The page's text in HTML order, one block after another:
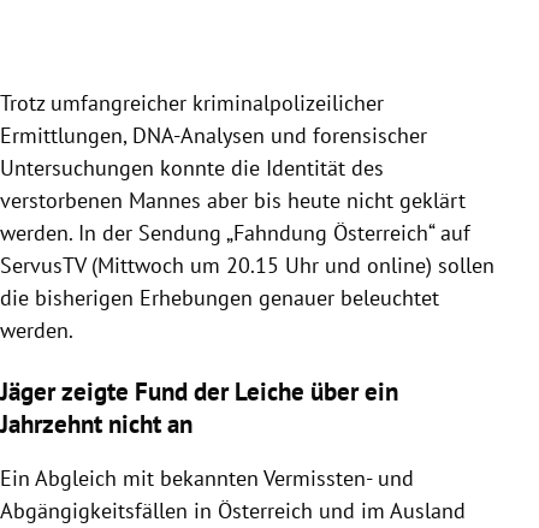
Trotz umfangreicher kriminalpolizeilicher
Ermittlungen, DNA-Analysen und forensischer
Untersuchungen konnte die Identität des
verstorbenen Mannes aber bis heute nicht geklärt
werden. In der Sendung „Fahndung Österreich“ auf
ServusTV (Mittwoch um 20.15 Uhr und online) sollen
die bisherigen Erhebungen genauer beleuchtet
werden.
Jäger zeigte Fund der Leiche über ein
Jahrzehnt nicht an
Ein Abgleich mit bekannten Vermissten- und
Abgängigkeitsfällen in Österreich und im Ausland